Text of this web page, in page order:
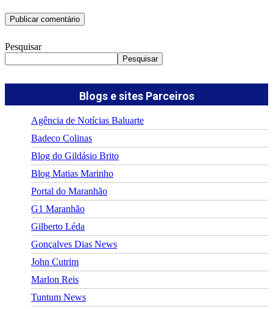
Pesquisar
Pesquisar
Blogs e sites Parceiros
Agência de Notícias Baluarte
Badeco Colinas
Blog do Gildásio Brito
Blog Matias Marinho
Portal do Maranhão
G1 Maranhão
Gilberto Léda
Gonçalves Dias News
John Cutrim
Marlon Reis
Tuntum News